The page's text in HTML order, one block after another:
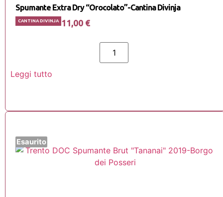
Spumante Extra Dry “Orocolato”-Cantina Divinja
CANTINA DIVINJA 11,00 €
Leggi tutto
Esaurito